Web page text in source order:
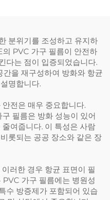
분위기를 조성하고 유지하
PVC 가구 필름이 안전하
다는 점이 입증되었습니다.
을 재구성하여 방화와 항균
명합니다.
전은 매우 중요합니다.
필름은 방화 성능이 있어
여줍니다. 이 특성은 사람
롯되는 공공 장소와 같은 장
러한 경우 항균 표면이 필
가구 필름에는 병원성
수 방증제가 포함되어 있습